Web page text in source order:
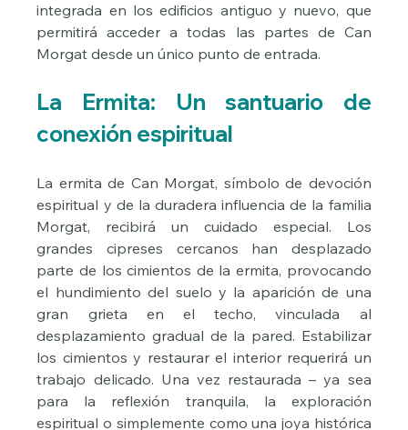
integrada en los edificios antiguo y nuevo, que
permitirá acceder a todas las partes de Can
Morgat desde un único punto de entrada.
La Ermita: Un santuario de
conexión espiritual
La ermita de Can Morgat, símbolo de devoción
espiritual y de la duradera influencia de la familia
Morgat, recibirá un cuidado especial. Los
grandes cipreses cercanos han desplazado
parte de los cimientos de la ermita, provocando
el hundimiento del suelo y la aparición de una
gran grieta en el techo, vinculada al
desplazamiento gradual de la pared. Estabilizar
los cimientos y restaurar el interior requerirá un
trabajo delicado. Una vez restaurada – ya sea
para la reflexión tranquila, la exploración
espiritual o simplemente como una joya histórica